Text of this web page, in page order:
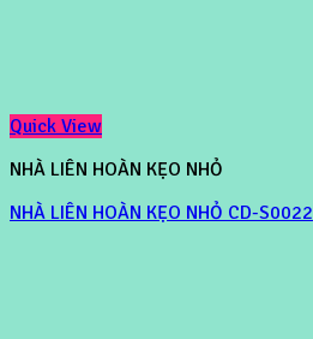
Quick View
NHÀ LIÊN HOÀN KẸO NHỎ
NHÀ LIÊN HOÀN KẸO NHỎ CD-S0022